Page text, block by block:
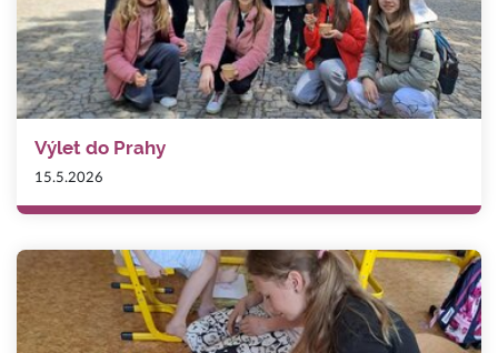
Výlet do Prahy
15.5.2026